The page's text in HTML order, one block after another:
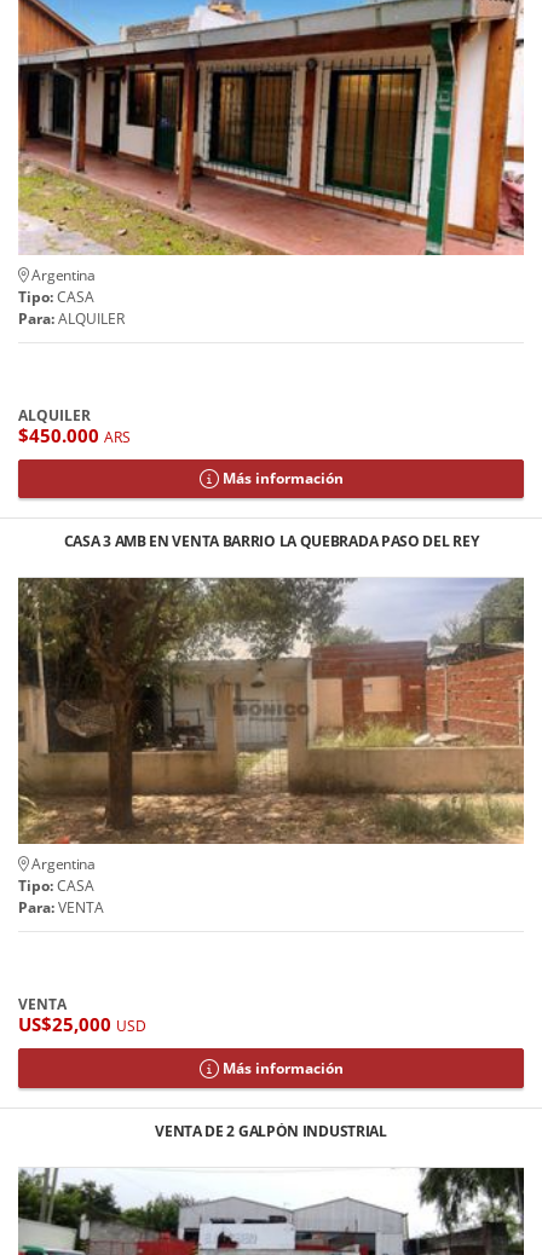
Argentina
Tipo:CASA
Para:ALQUILER
ALQUILER
$450.000 ARS
Más información
CASA 3 AMB EN VENTA BARRIO LA QUEBRADA PASO DEL REY
Argentina
Tipo:CASA
Para:VENTA
VENTA
US$25,000 USD
Más información
VENTA DE 2 GALPÓN INDUSTRIAL